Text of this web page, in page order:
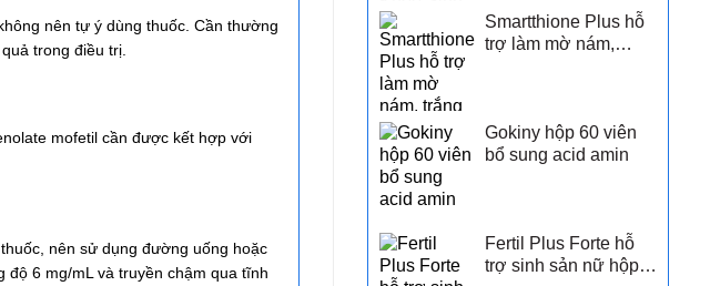
850.000 ₫.
tại
Smartthione Plus hỗ
trợ làm mờ nám,
Gokiny hộp 60 viên
bổ sung acid amin
Fertil Plus Forte hỗ
trợ sinh sản nữ hộp
nên tự ý dùng thuốc. Cần thường
trong điều trị.
mofetil cần được kết hợp với
nên sử dụng đường uống hoặc
6 mg/mL và truyền chậm qua tĩnh